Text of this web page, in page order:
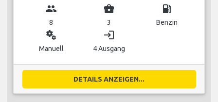
group
8
business_center
3
local_gas_station
Benzin
miscellaneous_services
Manuell
login
4 Ausgang
DETAILS ANZEIGEN...